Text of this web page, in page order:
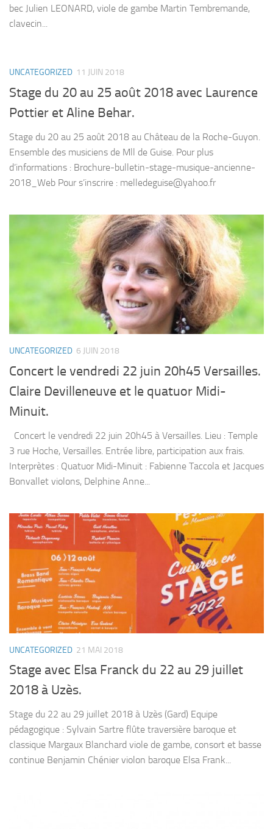
bec Julien LEONARD, viole de gambe Martin Tembremande,
clavecin...
UNCATEGORIZED 11 JUIN 2018
Stage du 20 au 25 août 2018 avec Laurence
Pottier et Aline Behar.
Stage du 20 au 25 août 2018 au Château de la Roche-Guyon.
Ensemble des musiciens de Mll de Guise. Pour plus
d’informations : Brochure-bulletin-stage-musique-ancienne-
2018_Web Pour s’inscrire : melledeguise@yahoo.fr
UNCATEGORIZED 6 JUIN 2018
Concert le vendredi 22 juin 20h45 Versailles.
Claire Devilleneuve et le quatuor Midi-
Minuit.
Concert le vendredi 22 juin 20h45 à Versailles. Lieu : Temple
3 rue Hoche, Versailles. Entrée libre, participation aux frais.
Interprètes : Quatuor Midi-Minuit : Fabienne Taccola et Jacques
Bonvallet violons, Delphine Anne...
UNCATEGORIZED 21 MAI 2018
Stage avec Elsa Franck du 22 au 29 juillet
2018 à Uzès.
Stage du 22 au 29 juillet 2018 à Uzès (Gard) Equipe
pédagogique : Sylvain Sartre flûte traversière baroque et
classique Margaux Blanchard viole de gambe, consort et basse
continue Benjamin Chénier violon baroque Elsa Frank...